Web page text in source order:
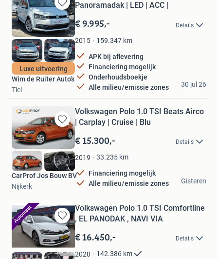
Bewaren
in
Mijn
Favorieten
Luxe uitvoering
Panoramadak | LED | ACC |
€ 9.995,- Details
2015 159.347 km
APK bij aflevering
Financiering mogelijk
Onderhoudsboekje
Alle milieu/emissie zones
Wim de Ruiter Auto's
Tiel
30 jul 26
Bewaren
in
Favorieten
Volkswagen Polo 1.0 TSI Beats Airco
| Carplay | Cruise | Blu
€ 15.300,- Details
2019 33.235 km
Financiering mogelijk
Alle milieu/emissie zones
CarProf Jos Bouw BV
Nijkerk
Gisteren
Bewaren
in
Mijn
Favorieten
Volkswagen Polo 1.0 TSI Comfortline
, EL PANODAK , NAVI VIA
€ 16.450,- Details
2020 142.386 km